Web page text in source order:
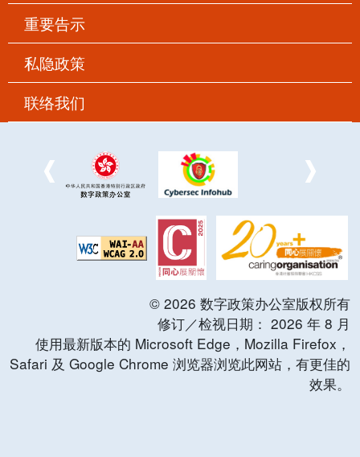
重要告示
私隐政策
联络我们
© 2026 数字政策办公室版权所有
修订／检视日期： 2026 年 8 月
使用最新版本的 Microsoft Edge，Mozilla Firefox，
Safari 及 Google Chrome 浏览器浏览此网站，有更佳的
效果。